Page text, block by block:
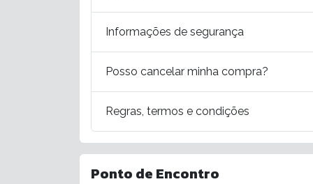
Informações de segurança
Posso cancelar minha compra?
Regras, termos e condições
Ponto de Encontro